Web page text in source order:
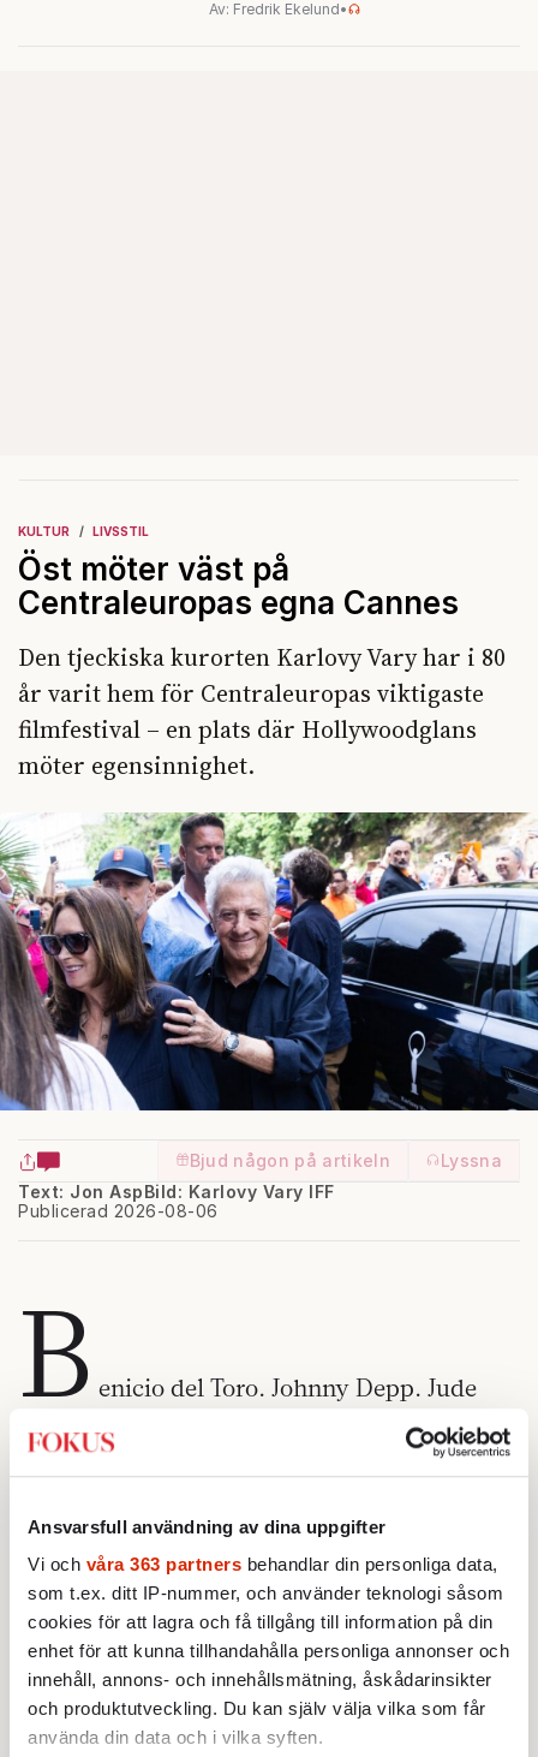
Ansvarsfull användning av dina uppgifter
Vi och våra 363 partners behandlar din personliga data,
som t.ex. ditt IP-nummer, och använder teknologi såsom
cookies för att lagra och få tillgång till information på din
enhet för att kunna tillhandahålla personliga annonser och
innehåll, annons- och innehållsmätning, åskådarinsikter
och produktutveckling. Du kan själv välja vilka som får
använda din data och i vilka syften.
filmbolag, tv- och radiokanaler.
Av: Fredrik Ekelund•
KULTUR LIVSSTIL
Öst möter väst på
Centraleuropas egna Cannes
Den tjeckiska kurorten Karlovy Vary har i 80
år varit hem för Centraleuropas viktigaste
filmfestival – en plats där Hollywoodglans
möter egensinnighet.
Bjud någon på artikeln
Lyssna
Text: Jon Asp
Publicerad 2026-08-06
Bild: Karlovy Vary IFF
B enicio del Toro. Johnny Depp. Jude
Law. Och i år även Stellan Skarsgård.
Samtliga spelar, i olika små snuttar,
huvudrollen i de filmer som inleder varje
ordinarie visning i Karlovy Vary, den vackra
tjeckiska kurorten som i juli varje år gör vad
den kan för att dra filmvärldens blickar till
sig.
De små filmerna har blivit en institution i sig:
absurda mikroberättelser där hedersgäster